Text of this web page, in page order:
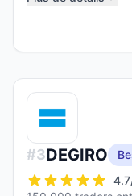
#3DEGIRO
4.7